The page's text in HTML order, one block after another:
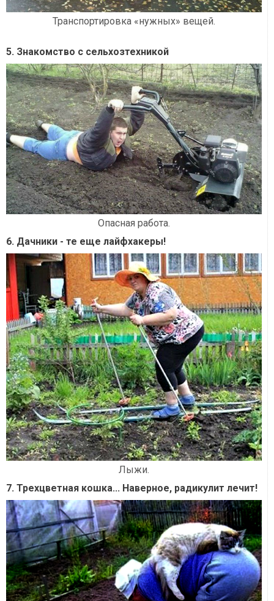
Транспортировка «нужных» вещей.
5. Знакомство с сельхозтехникой
Опасная работа.
6. Дачники - те еще лайфхакеры!
Лыжи.
7. Трехцветная кошка... Наверное, радикулит лечит!